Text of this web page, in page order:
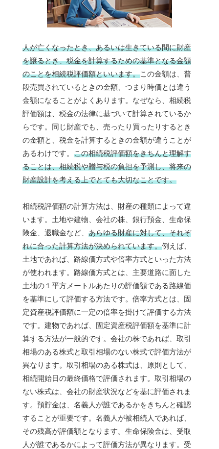
人が亡くなったとき、あるいは生きている間に財産
を譲るとき、税金を計算するための基準となる金額
のことを相続税評価額といいます。この金額は、普
段売買されているときの金額、つまり時価とは違う
金額になることがよくあります。なぜなら、相続税
評価額は、税金の法律に基づいて計算されているか
らです。同じ財産でも、売ったり買ったりするとき
の金額と、税金を計算するときの金額が違うことが
あるわけです。 この相続税評価額をきちんと理解す
ることは、相続税や贈与税の負担を予測し、将来の
財産設計を考える上でとても大切なことです。
相続税評価額の計算方法は、財産の種類によって違
います。土地や建物、会社の株、銀行預金、生命保
険金、退職金など、 あらゆる財産に対して、それぞ
れに合った計算方法が決められています。例えば、
土地であれば、路線価方式や倍率方式といった方法
が使われます。路線価方式とは、主要道路に面した
土地の１平方メートルあたりの評価額である路線価
を基準にして評価する方法です。倍率方式とは、固
定資産税評価額に一定の倍率を掛けて評価する方法
です。建物であれば、固定資産税評価額を基準に計
算する方法が一般的です。会社の株であれば、取引
相場のある株式と取引相場のない株式で評価方法が
異なります。取引相場のある株式は、原則として、
相続開始日の最終価格で評価されます。取引相場の
ない株式は、会社の財産状況などを基に評価されま
す。預貯金は、名義人が誰であるかをきちんと確認
することが重要です。名義人が被相続人であれば、
その残高が評価額となります。生命保険金は、受取
人が誰であるかによって評価方法が異なります。受